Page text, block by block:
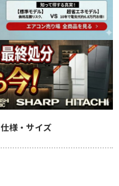
仕様・サイズ